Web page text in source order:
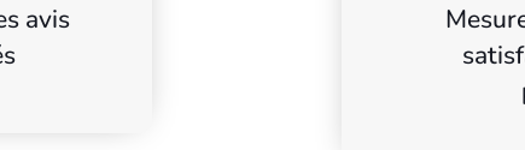
avis